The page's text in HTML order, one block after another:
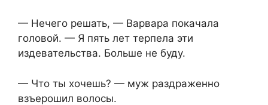
— Нечего решать, — Варвара покачала
головой. — Я пять лет терпела эти
издевательства. Больше не буду.
— Что ты хочешь? — муж раздраженно
взъерошил волосы.